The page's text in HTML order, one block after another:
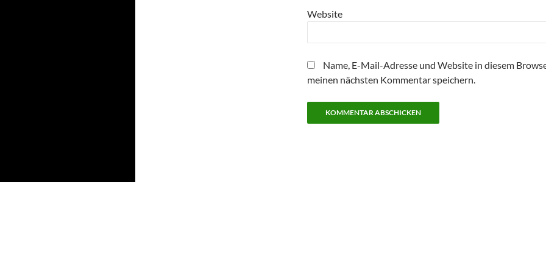
Website
Name, E-Mail-Adresse und Website in diesem
meinen nächsten Kommentar speichern.